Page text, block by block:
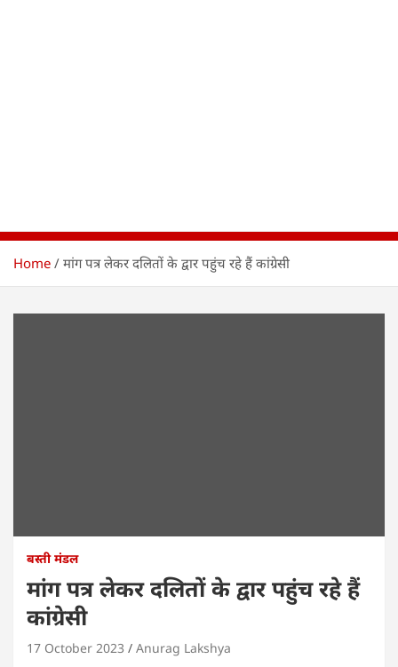
Home मांग पत्र लेकर दलितों के द्वार पहुंच रहे हैं कांग्रेसी
बस्ती मंडल
मांग पत्र लेकर दलितों के द्वार पहुंच रहे हैं
कांग्रेसी
17 October 2023 Anurag Lakshya